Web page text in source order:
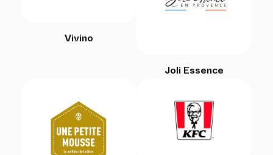
Vivino
Joli Essence